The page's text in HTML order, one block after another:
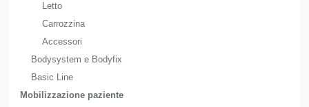
Letto
Carrozzina
Accessori
Bodysystem e Bodyfix
Basic Line
Mobilizzazione paziente